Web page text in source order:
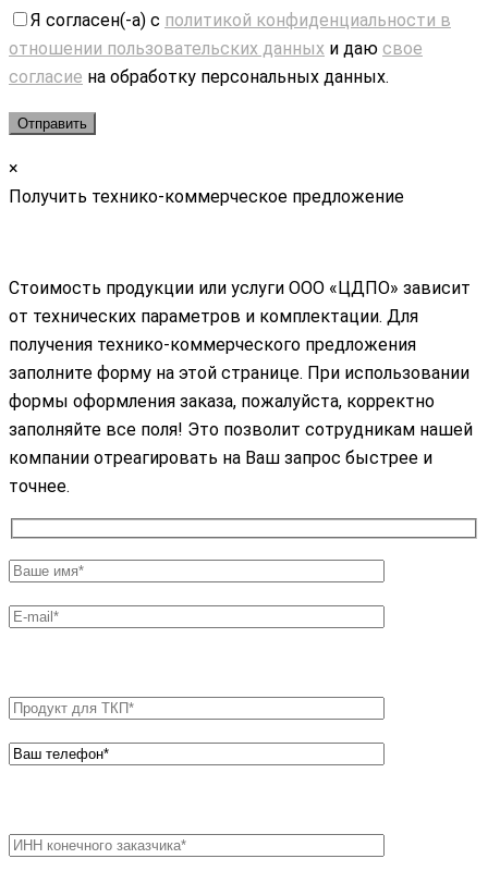
Я согласен(-а) с политикой конфиденциальности в
отношении пользовательских данных и даю свое
согласие на обработку персональных данных.
×
Получить технико-коммерческое предложение
Стоимость продукции или услуги ООО «ЦДПО» зависит
от технических параметров и комплектации. Для
получения технико-коммерческого предложения
заполните форму на этой странице. При использовании
формы оформления заказа, пожалуйста, корректно
заполняйте все поля! Это позволит сотрудникам нашей
компании отреагировать на Ваш запрос быстрее и
точнее.